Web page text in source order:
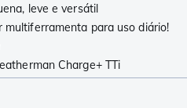
leve e versátil
para uso diário!
Charge+ TTi